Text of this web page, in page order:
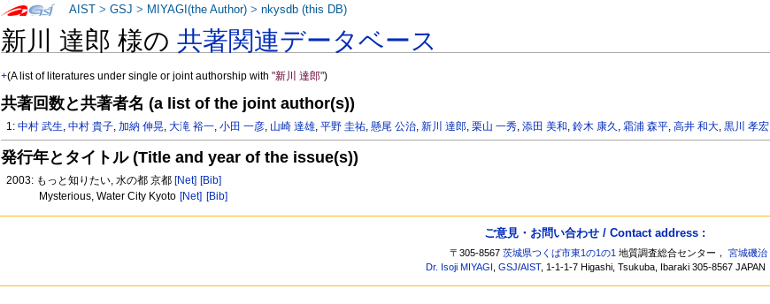
新川 達郎 様の共著関連データベース
+(A list of literatures under single or joint authorship with"新川 達郎")
共著回数と共著者名 (a list of the joint author(s))
1:中村 武生,中村 貴子,加納 伸晃,大滝 裕一,小田 一彦, 山崎 達雄,平野 圭祐,懸尾 公治,新川 達郎,栗山 一秀,添田 美和,鈴木 康久 ,霜浦 森平,高井 和大,黒川 孝宏
発行年とタイトル (Title and year of the issue(s))
2003: もっと知りたい, 水の都 京都 [Net] [Bib]
Mysterious, Water City Kyoto [Net] [Bib]
AIST >GSJ > MIYAGI(the Author) >nkysdb (this DB)
ご意見・お問い合わせ / Contact address :
〒305-8567茨城県つくば市東1の1の1 地質調査総合センター，宮城磯治
Dr. Isoji MIYAGI ,GSJ/AIST, 1-1-1-7 Higashi, Tsukuba, Ibaraki 305-8567 JAPAN